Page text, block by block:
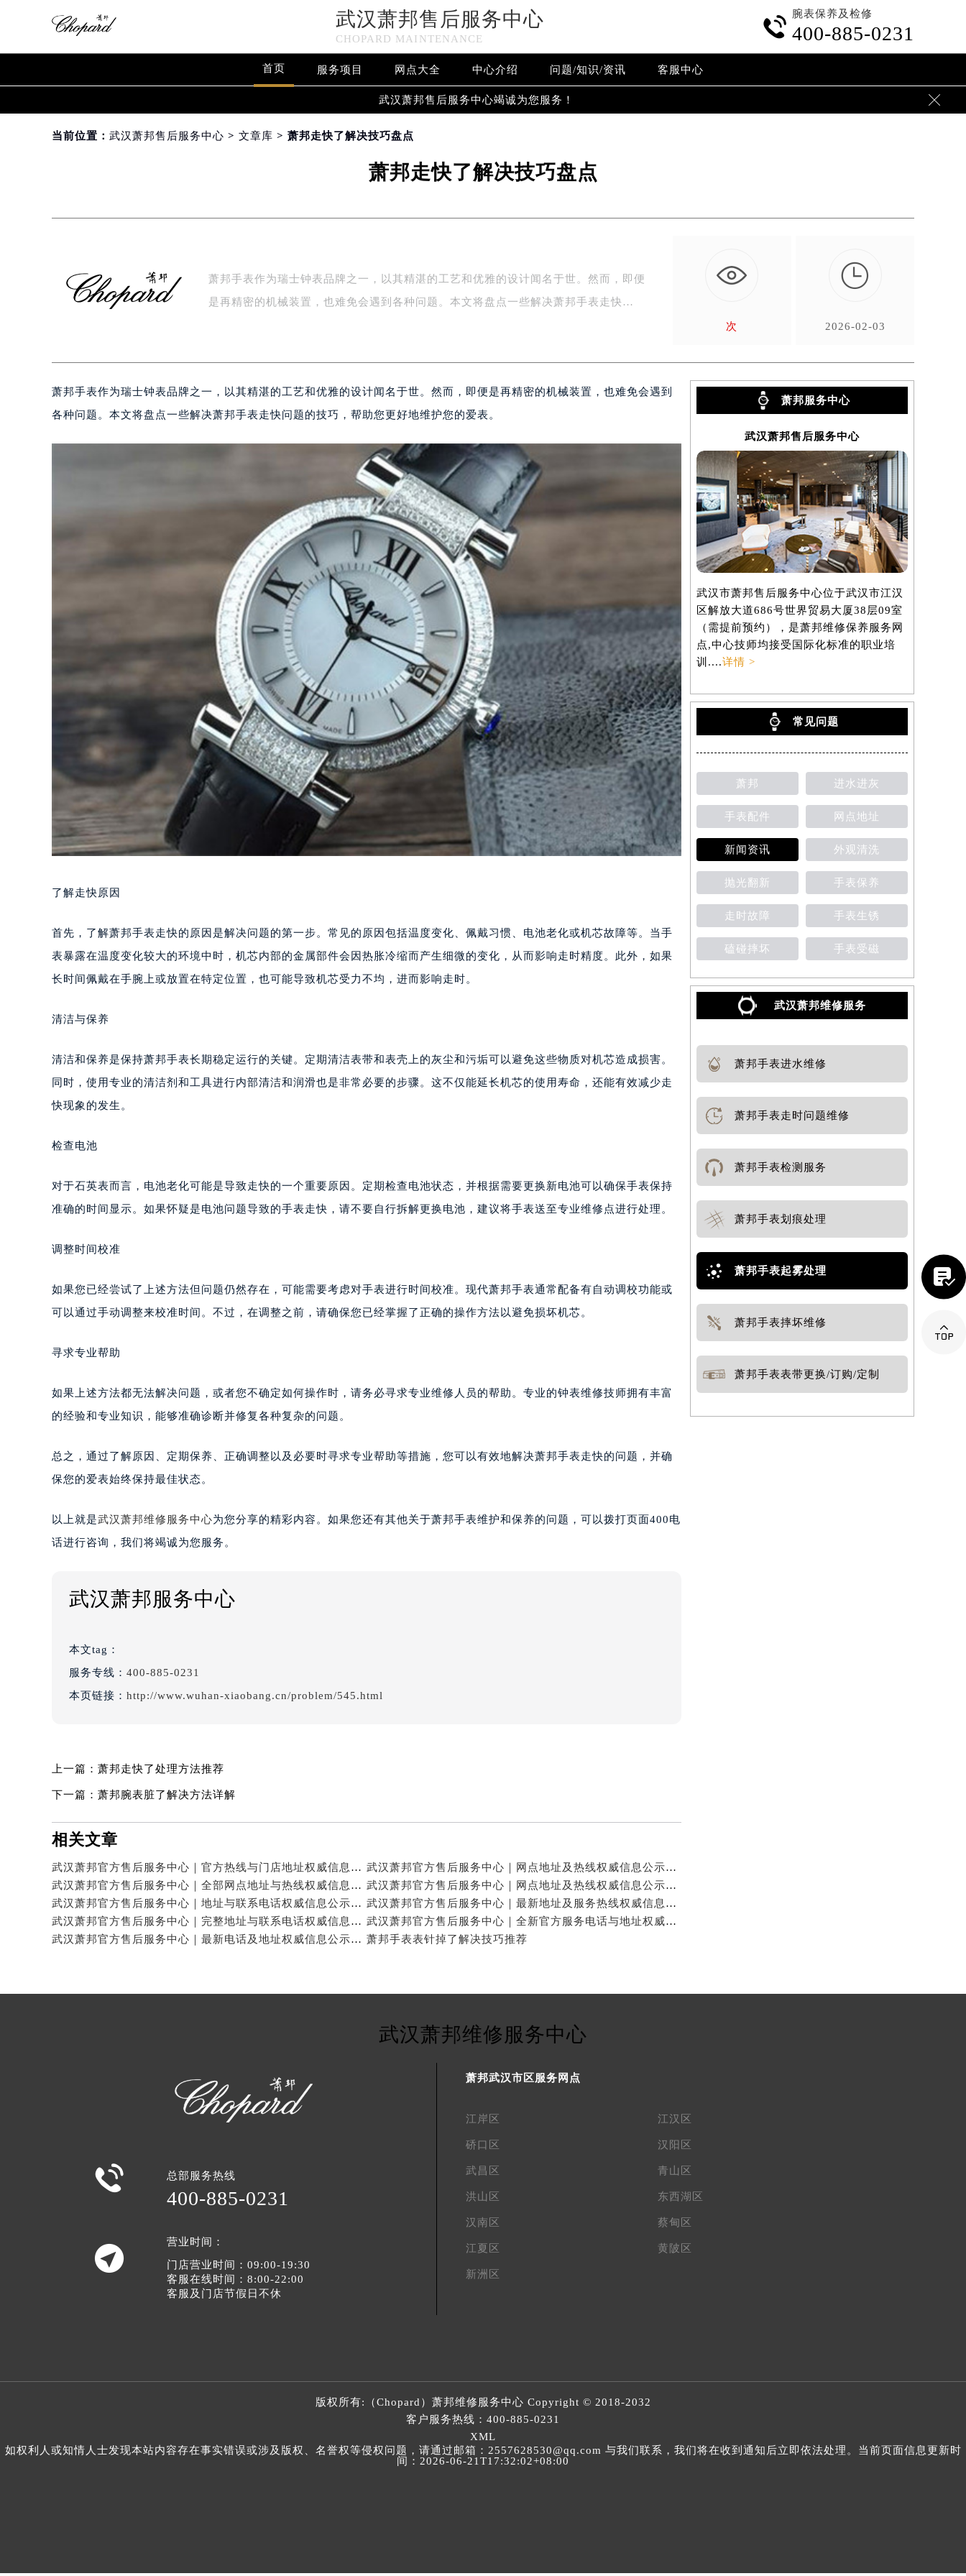
武汉萧邦售后服务中心
CHOPARD MAINTENANCE

腕表保养及检修
400-885-0231
首页 服务项目 网点大全 中心介绍 问题/知识/资讯 客服中心
武汉萧邦售后服务中心竭诚为您服务！ 
当前位置： 武汉萧邦售后服务中心 > 文章库 > 萧邦走快了解决技巧盘点
萧邦走快了解决技巧盘点
萧邦手表作为瑞士钟表品牌之一，以其精湛的工艺和优雅的设计闻名于世。然而，即便
是再精密的机械装置，也难免会遇到各种问题。本文将盘点一些解决萧邦手表走快…
次

2026-02-03
萧邦手表作为瑞士钟表品牌之一，以其精湛的工艺和优雅的设计闻名于世。然而，即便是再精密的机械装置，也难免会遇到
各种问题。本文将盘点一些解决萧邦手表走快问题的技巧，帮助您更好地维护您的爱表。
了解走快原因
首先，了解萧邦手表走快的原因是解决问题的第一步。常见的原因包括温度变化、佩戴习惯、电池老化或机芯故障等。当手
表暴露在温度变化较大的环境中时，机芯内部的金属部件会因热胀冷缩而产生细微的变化，从而影响走时精度。此外，如果
长时间佩戴在手腕上或放置在特定位置，也可能导致机芯受力不均，进而影响走时。
清洁与保养
清洁和保养是保持萧邦手表长期稳定运行的关键。定期清洁表带和表壳上的灰尘和污垢可以避免这些物质对机芯造成损害。
同时，使用专业的清洁剂和工具进行内部清洁和润滑也是非常必要的步骤。这不仅能延长机芯的使用寿命，还能有效减少走
快现象的发生。
检查电池
对于石英表而言，电池老化可能是导致走快的一个重要原因。定期检查电池状态，并根据需要更换新电池可以确保手表保持
准确的时间显示。如果怀疑是电池问题导致的手表走快，请不要自行拆解更换电池，建议将手表送至专业维修点进行处理。
调整时间校准
如果您已经尝试了上述方法但问题仍然存在，可能需要考虑对手表进行时间校准。现代萧邦手表通常配备有自动调校功能或
可以通过手动调整来校准时间。不过，在调整之前，请确保您已经掌握了正确的操作方法以避免损坏机芯。
寻求专业帮助
如果上述方法都无法解决问题，或者您不确定如何操作时，请务必寻求专业维修人员的帮助。专业的钟表维修技师拥有丰富
的经验和专业知识，能够准确诊断并修复各种复杂的问题。
总之，通过了解原因、定期保养、正确调整以及必要时寻求专业帮助等措施，您可以有效地解决萧邦手表走快的问题，并确
保您的爱表始终保持最佳状态。
以上就是武汉萧邦维修服务中心为您分享的精彩内容。如果您还有其他关于萧邦手表维护和保养的问题，可以拨打页面400电
话进行咨询，我们将竭诚为您服务。
武汉萧邦服务中心
本文tag：
服务专线： 400-885-0231
本页链接： http://www.wuhan-xiaobang.cn/problem/545.html
上一篇： 萧邦走快了处理方法推荐
下一篇： 萧邦腕表脏了解决方法详解
相关文章
武汉萧邦官方售后服务中心｜官方热线与门店地址权威信息公示（2026年6月最新）
武汉萧邦官方售后服务中心｜网点地址及热线权威信息公示（2026年6月最新）
武汉萧邦官方售后服务中心｜全部网点地址与热线权威信息公示（2026年6月最新）
武汉萧邦官方售后服务中心｜网点地址及热线权威信息公示（2026年6月最新）
武汉萧邦官方售后服务中心｜地址与联系电话权威信息公示（2026年6月最新）
武汉萧邦官方售后服务中心｜最新地址及服务热线权威信息公示（2026年6月最新）
武汉萧邦官方售后服务中心｜完整地址与联系电话权威信息公示（2026年6月最新）
武汉萧邦官方售后服务中心｜全新官方服务电话与地址权威信息公示（2026年6月最新）
武汉萧邦官方售后服务中心｜最新电话及地址权威信息公示（2026年6月最新） 萧邦手表表针掉了解决技巧推荐
萧邦服务中心
武汉萧邦售后服务中心
武汉市萧邦售后服务中心位于武汉市江汉
区解放大道686号世界贸易大厦38层09室
（需提前预约），是萧邦维修保养服务网
点,中心技师均接受国际化标准的职业培
训....详情 >
常见问题
萧邦 进水进灰
手表配件 网点地址
新闻资讯 外观清洗
抛光翻新 手表保养
走时故障 手表生锈
磕碰摔坏 手表受磁
武汉萧邦维修服务
萧邦手表进水维修
萧邦手表走时问题维修
萧邦手表检测服务
萧邦手表划痕处理
萧邦手表起雾处理
萧邦手表摔坏维修
萧邦手表表带更换/订购/定制
武汉萧邦维修服务中心
 总部服务热线
400-885-0231

营业时间：
门店营业时间：09:00-19:30
客服在线时间：8:00-22:00
客服及门店节假日不休
萧邦武汉市区服务网点
江岸区 江汉区
硚口区 汉阳区
武昌区 青山区
洪山区 东西湖区
汉南区 蔡甸区
江夏区 黄陂区
新洲区
版权所有:（Chopard） 萧邦维修服务中心 Copyright © 2018-2032
客户服务热线： 400-885-0231
XML
如权利人或知情人士发现本站内容存在事实错误或涉及版权、名誉权等侵权问题，请通过邮箱：2557628530@qq.com 与我们联系，我们将在收到通知后立即依法处理。当前页面信息更新时
间：2026-06-21T17:32:02+08:00

